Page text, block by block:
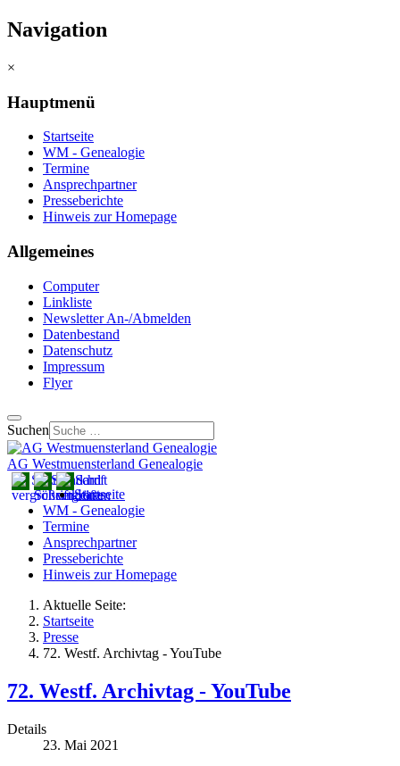
Navigation
×
Hauptmenü
Startseite
WM - Genealogie
Termine
Ansprechpartner
Presseberichte
Hinweis zur Homepage
Allgemeines
Computer
Linkliste
Newsletter An-/Abmelden
Datenbestand
Datenschutz
Impressum
Flyer
Suchen
AG Westmuensterland Genealogie
Startseite
WM - Genealogie
Termine
Ansprechpartner
Presseberichte
Hinweis zur Homepage
Aktuelle Seite:
Startseite
Presse
72. Westf. Archivtag - YouTube
72. Westf. Archivtag - YouTube
Details
23. Mai 2021